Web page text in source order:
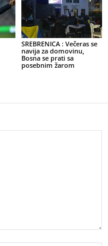
SREBRENICA : Večeras se
navija za domovinu,
Bosna se prati sa
posebnim žarom